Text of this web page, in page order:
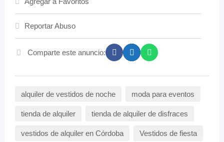
Reportar Abuso
Comparte este anuncio:
alquiler de vestidos de noche moda para eventos
tienda de alquiler tienda de alquiler de disfraces
vestidos de alquiler en Córdoba Vestidos de fiesta